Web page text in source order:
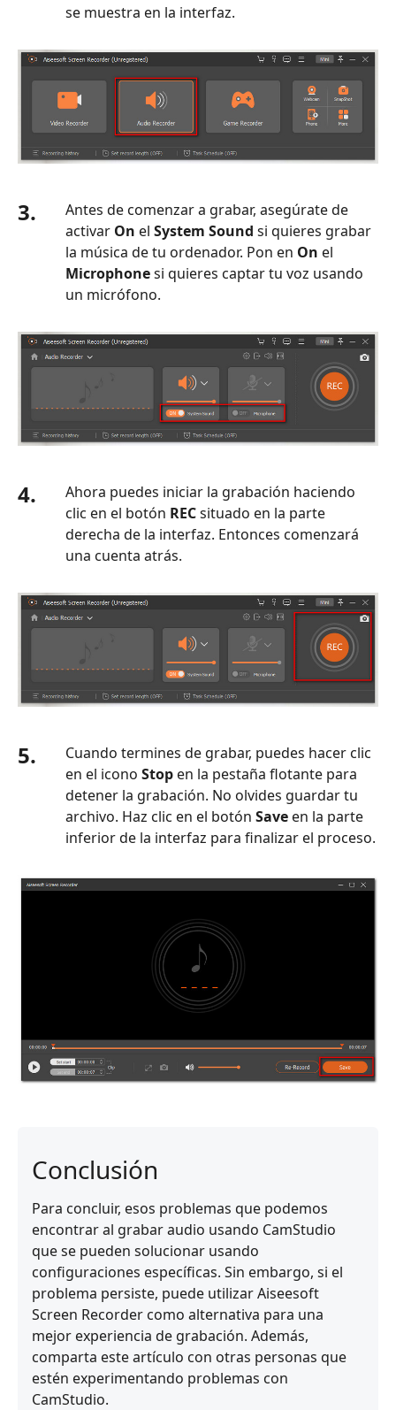
se muestra en la interfaz.
3.
Antes de comenzar a grabar, asegúrate de
activar On el System Sound si quieres grabar
la música de tu ordenador. Pon en On el
Microphonesi quieres captar tu voz usando
un micrófono.
4.
Ahora puedes iniciar la grabación haciendo
clic en el botón RECsituado en la parte
derecha de la interfaz. Entonces comenzará
una cuenta atrás.
5.
Cuando termines de grabar, puedes hacer clic
en el icono Stop en la pestaña flotante para
detener la grabación. No olvides guardar tu
archivo. Haz clic en el botón Save en la parte
inferior de la interfaz para finalizar el proceso.
Conclusión
Para concluir, esos problemas que podemos
encontrar al grabar audio usando CamStudio
que se pueden solucionar usando
configuraciones específicas. Sin embargo, si el
problema persiste, puede utilizar Aiseesoft
Screen Recorder como alternativa para una
mejor experiencia de grabación. Además,
comparta este artículo con otras personas que
estén experimentando problemas con
CamStudio.